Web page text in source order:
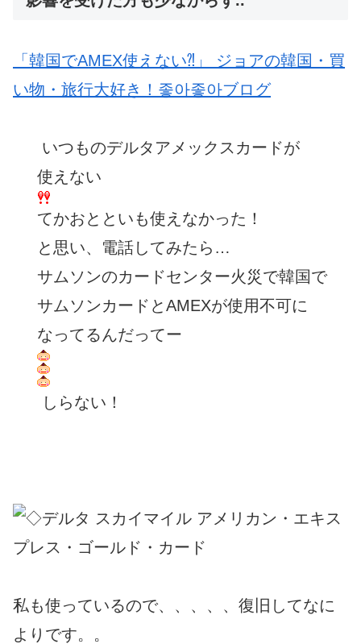
「韓国でAMEX使えない⁈」 ジョアの韓国・買
い物・旅行大好き！좋아좋아ブログ
いつものデルタアメックスカードが
使えない
てかおとといも使えなかった！
と思い、電話してみたら…
サムソンのカードセンター火災で韓国で
サムソンカードとAMEXが使用不可に
なってるんだってー
しらない！
私も使っているので、、、、、復旧してなに
よりです。。